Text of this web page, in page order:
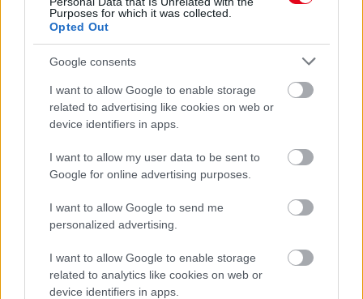
Purposes for which it was collected.
Opted Out
Google consents
I want to allow Google to enable storage
related to advertising like cookies on web or
device identifiers in apps.
I want to allow my user data to be sent to
Google for online advertising purposes.
I want to allow Google to send me
personalized advertising.
I want to allow Google to enable storage
related to analytics like cookies on web or
device identifiers in apps.
24 óra